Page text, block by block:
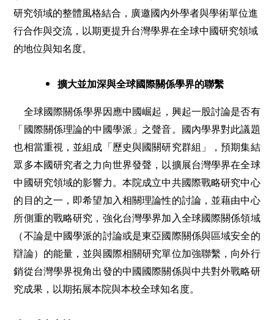
研究領域的整體風格結合，廣邀國內外學者與學術單位進
行合作與交流，以期更提升台灣學界在全球中國研究領域
的地位與知名度。
擴大並加深與全球國際關係學界的聯繫
全球國際關係學界因應中國崛起，興起一股討論是否有
「國際關係理論的中國學派」之聲音。國內學界對此議題
也相當重視，並組成「歷史與國關研究群組」，預期集結
眾多本國研究者之力向世界發聲，以擴展台灣學界在全球
中國研究領域的影響力。本院成立中共國際戰略研究中心
的目的之一，即希望加入相關理論性的討論，並藉由中心
所側重的戰略研究，強化台灣學界加入全球國際關係領域
（不論是中國學派的討論或是東亞國際關係與區域安全的
辯論）的能量，並與國際相關研究單位加強聯繫，向外行
銷從台灣學界視角出發的中國國際關係與中共對外戰略研
究成果，以期拓展本院與本校全球知名度。